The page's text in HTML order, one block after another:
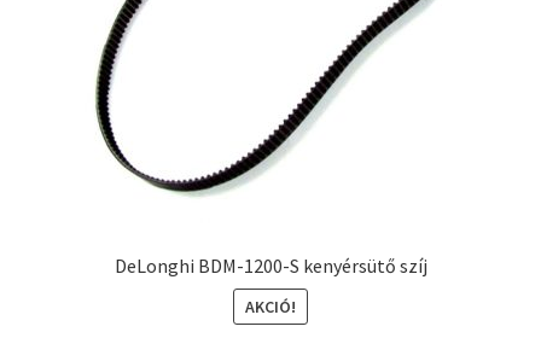
DeLonghi BDM-1200-S kenyérsütő szíj
AKCIÓ!